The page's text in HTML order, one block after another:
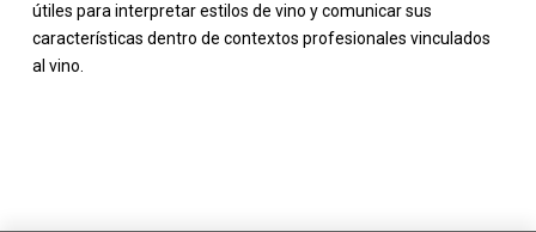
útiles para interpretar estilos de vino y comunicar sus
características dentro de contextos profesionales vinculados
al vino.